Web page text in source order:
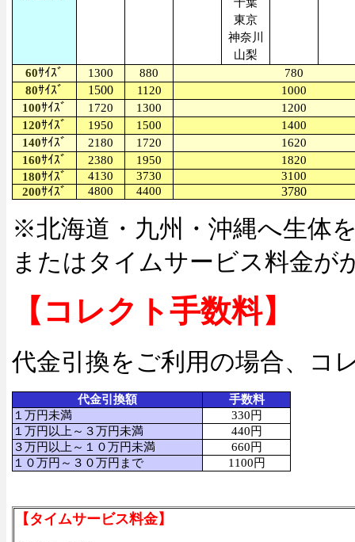
東京
神奈川
山梨
60ｻｲｽﾞ 1300 880
780
80ｻｲｽﾞ 1500 1120
1000
100ｻｲｽﾞ 1720 1300
1200
120ｻｲｽﾞ 1950 1500
1400
140ｻｲｽﾞ 2180 1720
1620
160ｻｲｽﾞ 2380 1950
1820
180ｻｲｽﾞ 4130 3730
3100
200ｻｲｽﾞ 4800 4400 3780
※北海道・九州・沖縄へ生体
またはタイムサービス料金が
【コレクト手数料】
代金引換をご利用の場合、コ
代金引換額
手数料
１万円未満
330円
１万円以上～３万円未満
440円
３万円以上～１０万円未満
660円
１０万円～３０万円まで
1100円
【タイムサービス料金】